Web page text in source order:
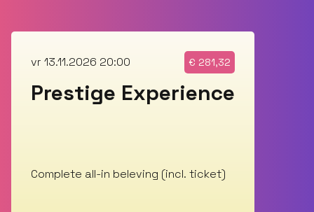
vr 13.11.2026 20:00 € 281,32
Prestige Experience
Complete all-in beleving (incl. ticket)